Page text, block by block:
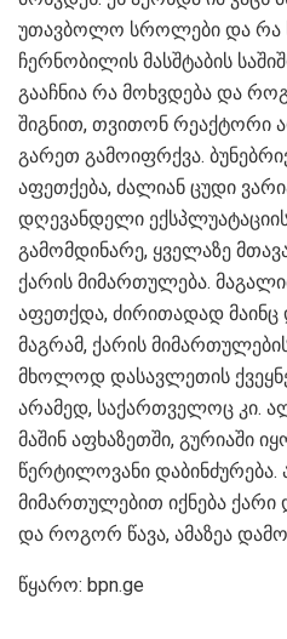
უთავბოლო სროლები და რა
ჩერნობილის მასშტაბის
გააჩნია რა მოხვდება და
შიგნით, თვითონ რეაქტორი
გარეთ გამოიფრქვა.
აფეთქება, ძალიან ცუდი
დღევანდელი
გამომდინარე, ყველაზე
ქარის მიმართულება.
აფეთქდა, ძირითადად მაინც
მაგრამ, ქარის
მხოლოდ დასავლეთის
არამედ, საქართველოც კი.
მაშინ აფხაზეთში, გურიაში
წერტილოვანი დაბინძურება.
მიმართულებით იქნება ქარი
და როგორ წავა, ამაზეა
წყარო: bpn.ge